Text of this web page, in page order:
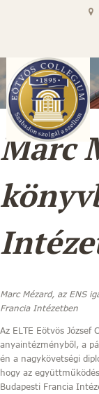
Marc
Marc Mézard, az ENS
Francia Intézetben
Az ELTE Eötvös
anyaintézményből, a
én a nagykövetségi
hogy az
Budapesti Francia